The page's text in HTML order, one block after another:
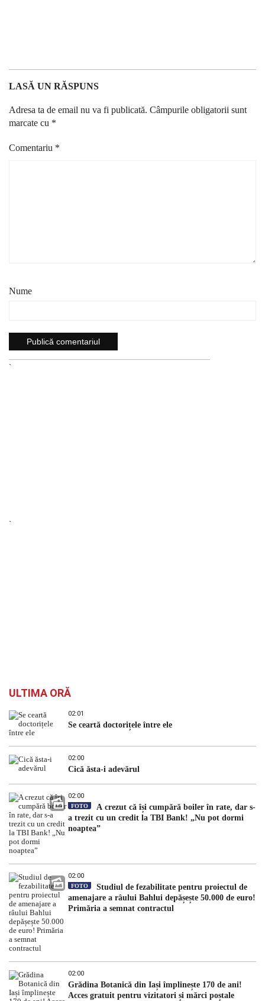
LASĂ UN RĂSPUNS
Adresa ta de email nu va fi publicată. Câmpurile obligatorii sunt
marcate cu *
Comentariu *
Nume
`
`
ULTIMA ORĂ
02:01
Se ceartă doctorițele între ele
02:00
Cică ăsta-i adevărul
02:00
FOTO
A crezut că își cumpără boiler în rate, dar s-
a trezit cu un credit la TBI Bank! „Nu pot dormi
noaptea”
02:00
FOTO
Studiul de fezabilitate pentru proiectul de
amenajare a râului Bahlui depășește 50.000 de euro!
Primăria a semnat contractul
02:00
Grădina Botanică din Iași împlinește 170 de ani!
Acces gratuit pentru vizitatori și mărci poștale